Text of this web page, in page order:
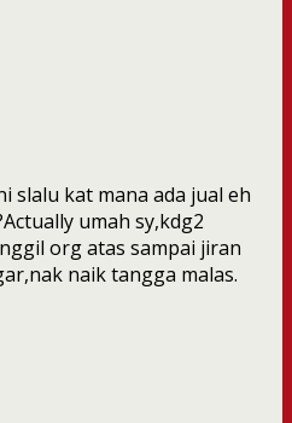
slalu kat mana ada jual eh
umah sy,kdg2
org atas sampai jiran
naik tangga malas.